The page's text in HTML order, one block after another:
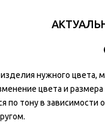
нужного цвета,
цвета и
по тону в зависимости